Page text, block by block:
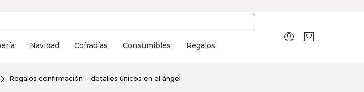
Navidad Cofradías Consumibles Regalos
Regalos confirmación – detalles únicos en el ángel